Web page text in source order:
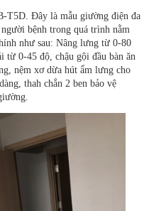
T5D. Đây là mẫu giường điện đa
bệnh trong quá trình nằm
như sau: Nâng lưng từ 0-80
từ 0-45 độ, chậu gội đầu bàn ăn
nệm xơ dừa hút ẩm lưng cho
thah chắn 2 ben bảo vệ